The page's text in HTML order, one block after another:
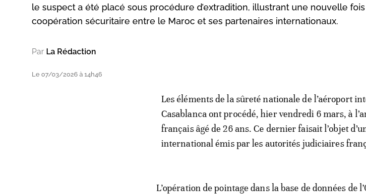
le suspect a été placé sous procédure d’extradition, illustrant une nouvelle fois
coopération sécuritaire entre le Maroc et ses partenaires internationaux.
Par La Rédaction
Le 07/03/2026 à 14h46
Les éléments de la sûreté nationale de l’aéroport
Casablanca ont procédé, hier vendredi 6 mars, à
français âgé de 26 ans. Ce dernier faisait l’objet
international émis par les autorités judiciaires
L’opération de pointage dans la base de données